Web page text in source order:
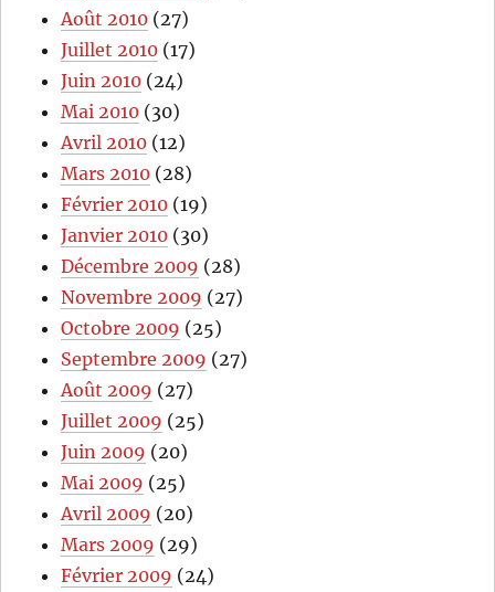
Août 2010 (27)
Juillet 2010 (17)
Juin 2010 (24)
Mai 2010 (30)
Avril 2010 (12)
Mars 2010 (28)
Février 2010 (19)
Janvier 2010 (30)
Décembre 2009 (28)
Novembre 2009 (27)
Octobre 2009 (25)
Septembre 2009 (27)
Août 2009 (27)
Juillet 2009 (25)
Juin 2009 (20)
Mai 2009 (25)
Avril 2009 (20)
Mars 2009 (29)
Février 2009 (24)